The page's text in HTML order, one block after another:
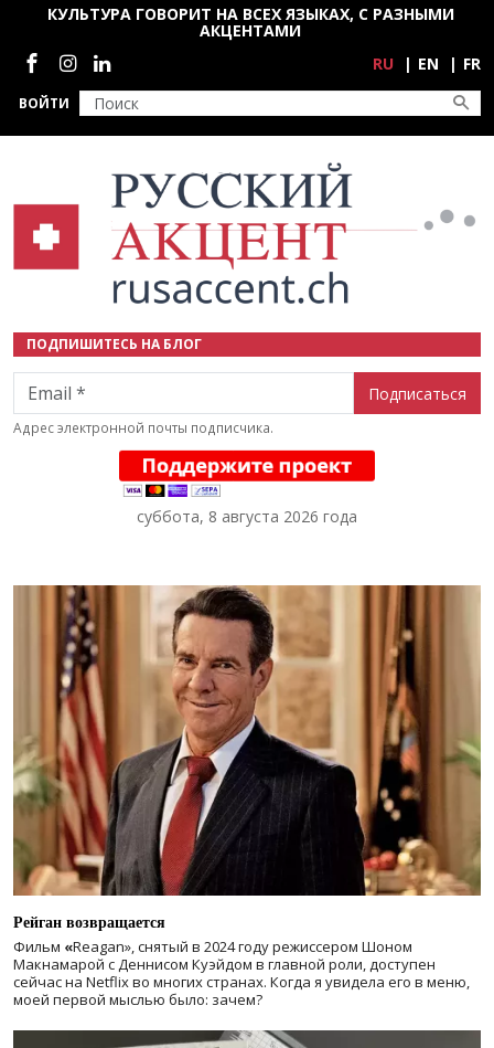
Перейти к основному содержанию
ВОЙТИ
КУЛЬТУРА ГОВОРИТ НА ВСЕХ ЯЗЫКАХ, С РАЗНЫМИ
АКЦЕНТАМИ
Социальные сети
RU EN FR
ПОДПИШИТЕСЬ НА БЛОГ
Email
Адрес электронной почты подписчика.
суббота, 8 августа 2026 года
Рейган возвращается
Фильм «Reagan», снятый в 2024 годурежиссером Шоном
Макнамарой с Деннисом Куэйдом в главной роли, доступен
сейчас на Netflix во многих странах. Когда я увидела его в меню,
моей первой мыслью было: зачем?